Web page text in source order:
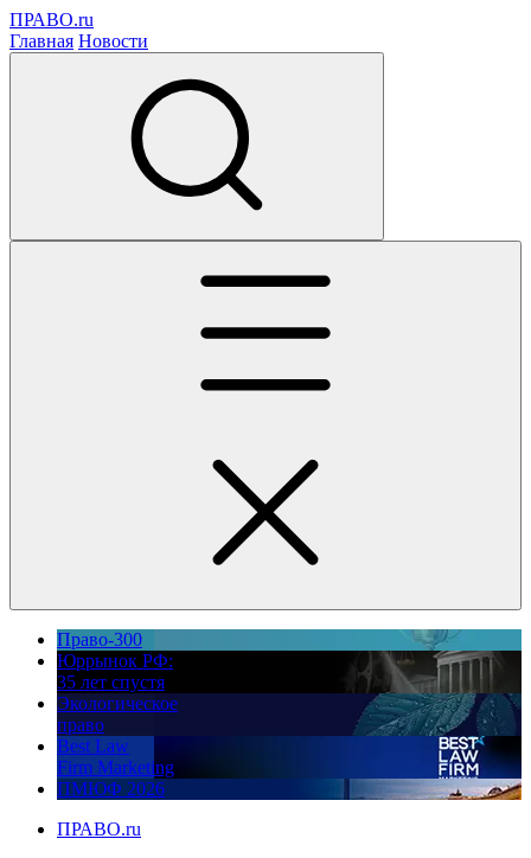
ПРАВО.ru
Главная Новости
Право-300
Юррынок РФ:
35 лет спустя
Экологическое
право
Best Law
Firm Marketing
ПМЮФ 2026
ПРАВО.ru